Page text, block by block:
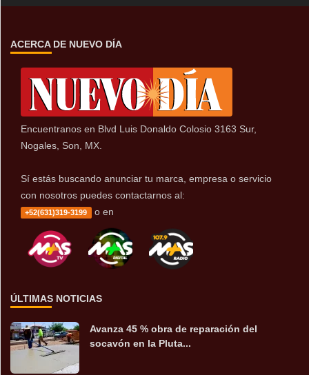
ACERCA DE NUEVO DÍA
Encuentranos en Blvd Luis Donaldo Colosio 3163 Sur,
Nogales, Son, MX.
Sí estás buscando anunciar tu marca, empresa o servicio
con nosotros puedes contactarnos al:
+52(631)319-3199 o en
ÚLTIMAS NOTICIAS
Avanza 45 % obra de reparación del
socavón en la Pluta...